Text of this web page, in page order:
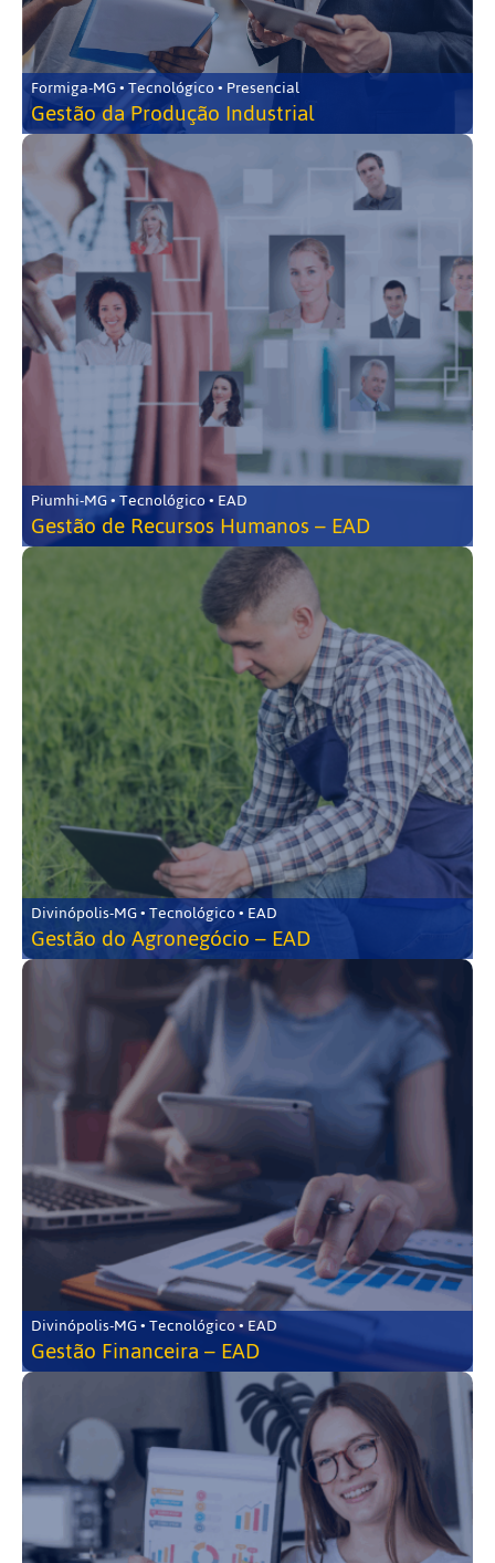
Formiga-MG • Tecnológico • Presencial
Gestão da Produção Industrial
Piumhi-MG • Tecnológico • EAD
Gestão de Recursos Humanos – EAD
Divinópolis-MG • Tecnológico • EAD
Gestão do Agronegócio – EAD
Divinópolis-MG • Tecnológico • EAD
Gestão Financeira – EAD